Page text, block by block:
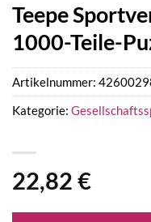
Teepe
1000-Teile-
22,82 €
Artikelnummer:
Kategorie: